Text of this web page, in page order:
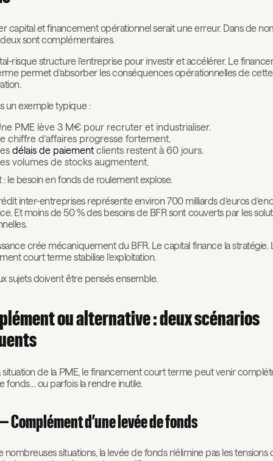
capital et financement opérationnel serait une erreur. Dans de
sont complémentaires.
risque structure l’entreprise pour investir et accélérer. Le
permet d’absorber les conséquences opérationnelles de cette
un exemple typique :
PME lève 3 M€ pour recruter et industrialiser.
chiffre d’affaires progresse fortement.
délais de paiementclients restent à 60 jours.
volumes de stocks augmentent.
: le besoin en fonds de roulement explose.
inter-entreprises représente environ 700 milliards d’euros
Et moins de 50 % des besoins de BFR sont couverts par les
crée mécaniquement du BFR. Le capital finance la stratégie.
court terme stabilise l’exploitation.
sujets doivent être pensés ensemble.
ou alternative : deux scénarios
situation de la PME, le financement court terme peut venir
fonds… ou parfois la rendre inutile.
— Complément d’une levée de fonds
nombreuses situations, la levée de fonds n’élimine pas les tensions